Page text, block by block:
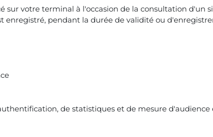
votre terminal à l'occasion de la consultation d'un
pendant la durée de validité ou
de statistiques et de mesure d'audience